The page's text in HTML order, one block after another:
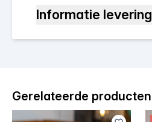
Informatie levering
Gerelateerde producten